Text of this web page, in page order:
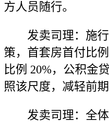
方人员随行。
发卖司理：施行
策，首套房首付比
比例 20%，公积金
照该尺度，减轻前期
发卖司理：全体